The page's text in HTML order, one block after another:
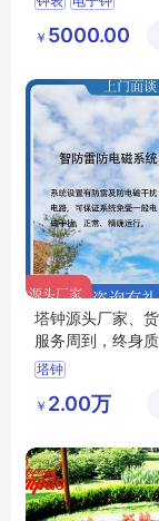
高楼墙上大钟
￥ 5000.00
塔钟源头厂家、货
服务周到，终身
保证
塔钟
￥ 2.00万